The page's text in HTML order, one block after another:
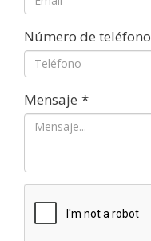
Número de teléfono
Mensaje *